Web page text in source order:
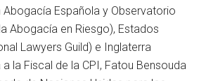
Abogacía Española y Observatorio
Abogacía en Riesgo), Estados
Lawyers Guild) e Inglaterra
la Fiscal de la CPI, Fatou Bensouda